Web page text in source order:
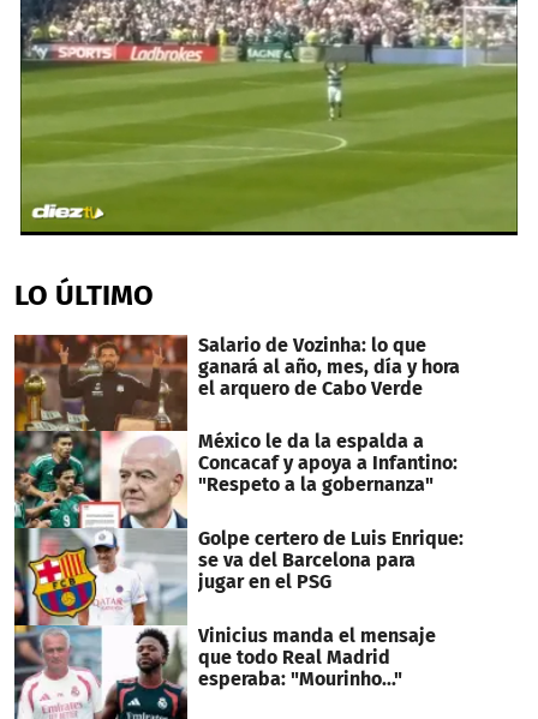
of
2
15
seconds
LO ÚLTIMO
Salario de Vozinha: lo que
ganará al año, mes, día y hora
el arquero de Cabo Verde
México le da la espalda a
Concacaf y apoya a Infantino:
"Respeto a la gobernanza"
Golpe certero de Luis Enrique:
se va del Barcelona para
jugar en el PSG
Vinicius manda el mensaje
que todo Real Madrid
esperaba: "Mourinho..."